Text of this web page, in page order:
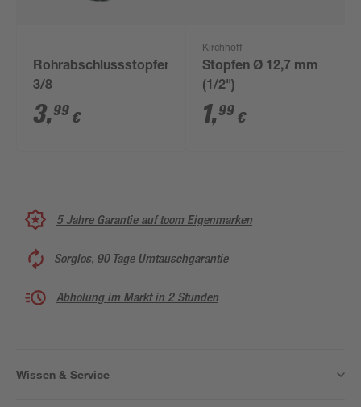
Rohrabschlussstopfen
3/8
3,99 €
Kirchhoff
Stopfen Ø 12,7 mm
(1/2")
1,99 €
5 Jahre Garantie auf toom Eigenmarken
Sorglos, 90 Tage Umtauschgarantie
Abholung im Markt in 2 Stunden
Wissen & Service